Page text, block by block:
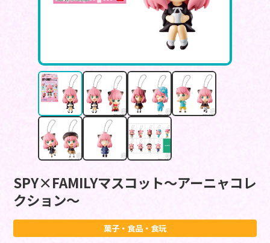
SPY×FAMILYマスコット～アーニャコレ
クション～
菓子・食品・食玩